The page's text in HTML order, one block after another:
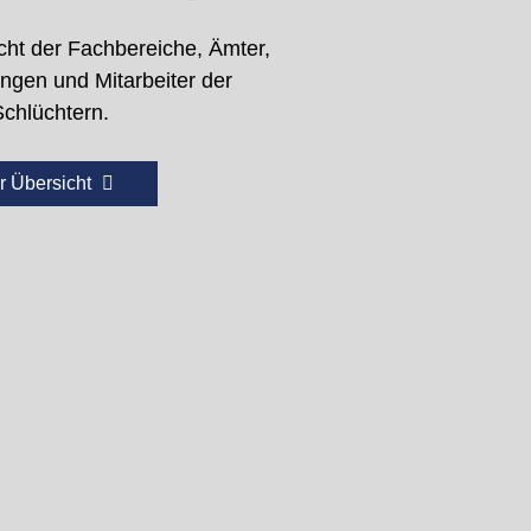
der Fachbereiche, Ämter,
und Mitarbeiter der
Übersicht